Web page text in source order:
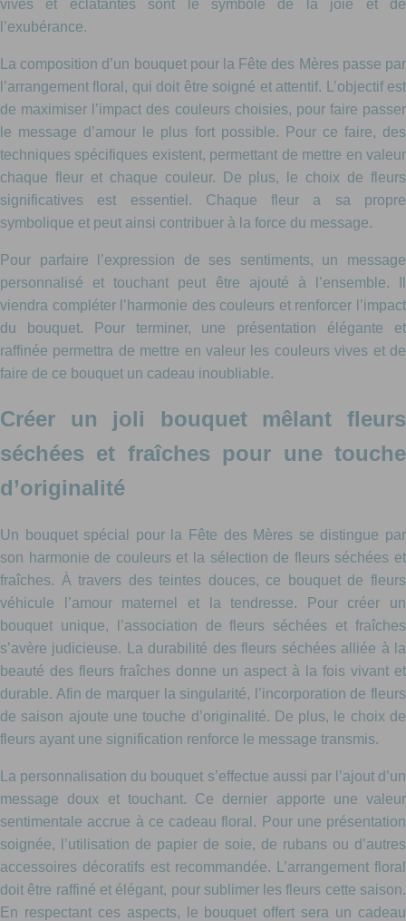
vives et éclatantes sont le symbole de la joie et de
l’exubérance.
La composition d’un bouquet pour la Fête des Mères passe par
l’arrangement floral, qui doit être soigné et attentif. L’objectif est
de maximiser l’impact des couleurs choisies, pour faire passer
le message d’amour le plus fort possible. Pour ce faire, des
techniques spécifiques existent, permettant de mettre en valeur
chaque fleur et chaque couleur. De plus, le choix de fleurs
significatives est essentiel. Chaque fleur a sa propre
symbolique et peut ainsi contribuer à la force du message.
Pour parfaire l’expression de ses sentiments, un message
personnalisé et touchant peut être ajouté à l’ensemble. Il
viendra compléter l’harmonie des couleurs et renforcer l’impact
du bouquet. Pour terminer, une présentation élégante et
raffinée permettra de mettre en valeur les couleurs vives et de
faire de ce bouquet un cadeau inoubliable.
Créer un joli bouquet mêlant fleurs
séchées et fraîches pour une touche
d’originalité
Un bouquet spécial pour la Fête des Mères se distingue par
son harmonie de couleurs et la sélection de fleurs séchées et
fraîches. À travers des teintes douces, ce bouquet de fleurs
véhicule l’amour maternel et la tendresse. Pour créer un
bouquet unique, l’association de fleurs séchées et fraîches
s’avère judicieuse. La durabilité des fleurs séchées alliée à la
beauté des fleurs fraîches donne un aspect à la fois vivant et
durable. Afin de marquer la singularité, l’incorporation de fleurs
de saison ajoute une touche d’originalité. De plus, le choix de
fleurs ayant une signification renforce le message transmis.
La personnalisation du bouquet s’effectue aussi par l’ajout d’un
message doux et touchant. Ce dernier apporte une valeur
sentimentale accrue à ce cadeau floral. Pour une présentation
soignée, l’utilisation de papier de soie, de rubans ou d’autres
accessoires décoratifs est recommandée. L’arrangement floral
doit être raffiné et élégant, pour sublimer les fleurs cette saison.
En respectant ces aspects, le bouquet offert sera un cadeau